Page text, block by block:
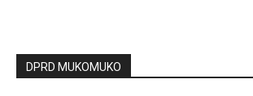
DPRD MUKOMUKO